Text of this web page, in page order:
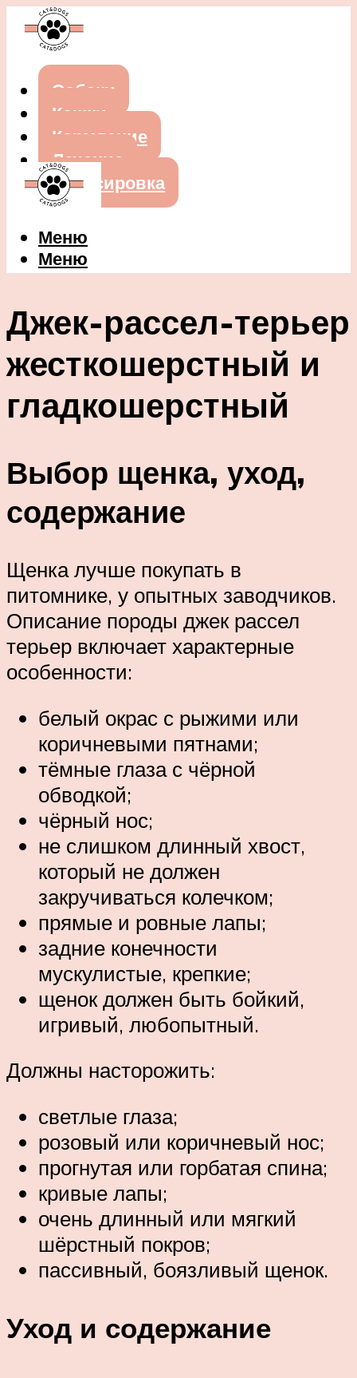
Собаки
Кошки
Кормление
Лечение
Дрессировка
Меню
Меню
Джек-рассел-терьер
жесткошерстный и
гладкошерстный
Выбор щенка, уход,
содержание
Щенка лучше покупать в
питомнике, у опытных заводчиков.
Описание породы джек рассел
терьер включает характерные
особенности:
белый окрас с рыжими или
коричневыми пятнами;
тёмные глаза с чёрной
обводкой;
чёрный нос;
не слишком длинный хвост,
который не должен
закручиваться колечком;
прямые и ровные лапы;
задние конечности
мускулистые, крепкие;
щенок должен быть бойкий,
игривый, любопытный.
Должны насторожить:
светлые глаза;
розовый или коричневый нос;
прогнутая или горбатая спина;
кривые лапы;
очень длинный или мягкий
шёрстный покров;
пассивный, боязливый щенок.
Уход и содержание